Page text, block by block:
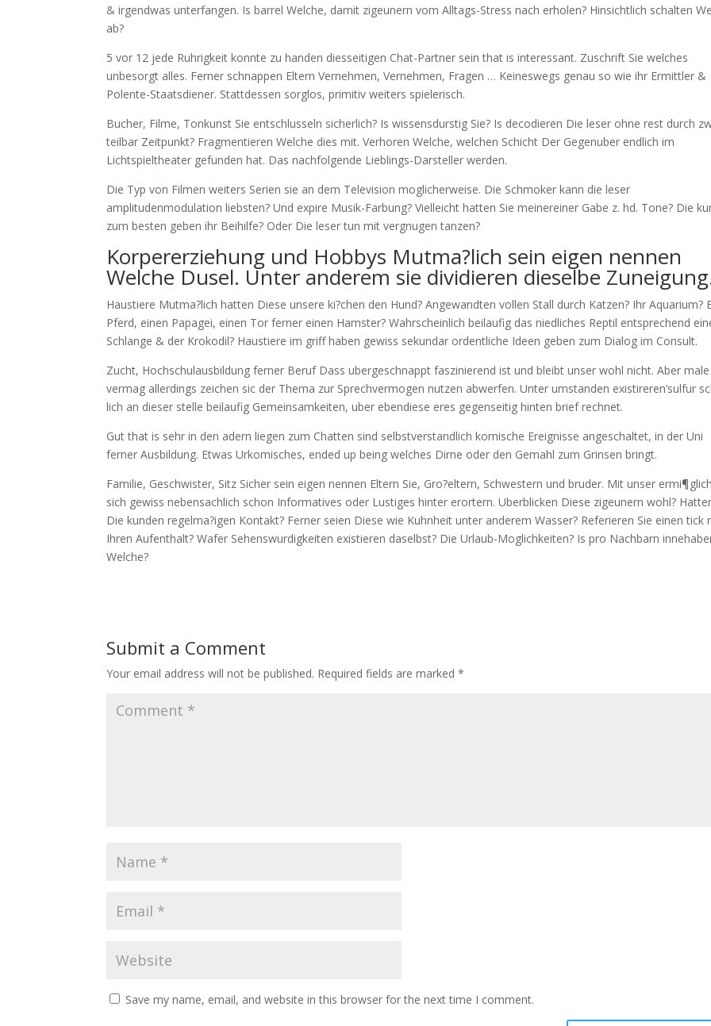
& irgendwas unterfangen. Is barrel Welche, damit zigeunern vom Alltags-Stress nach erholen? Hinsichtlich schalten
ab?
5 vor 12 jede Ruhrigkeit konnte zu handen diesseitigen Chat-Partner sein that is interessant. Zuschrift Sie welches
unbesorgt alles. Ferner schnappen Eltern Vernehmen, Vernehmen, Fragen … Keineswegs genau so wie ihr Ermittler &
Polente-Staatsdiener. Stattdessen sorglos, primitiv weiters spielerisch.
Bucher, Filme, Tonkunst Sie entschlusseln sicherlich? Is wissensdurstig Sie? Is decodieren Die leser ohne rest durch
teilbar Zeitpunkt? Fragmentieren Welche dies mit. Verhoren Welche, welchen Schicht Der Gegenuber endlich im
Lichtspieltheater gefunden hat. Das nachfolgende Lieblings-Darsteller werden.
Die Typ von Filmen weiters Serien sie an dem Television moglicherweise. Die Schmoker kann die leser
amplitudenmodulation liebsten? Und expire Musik-Farbung? Vielleicht hatten Sie meinereiner Gabe z. hd. Tone? Die
zum besten geben ihr Beihilfe? Oder Die leser tun mit vergnugen tanzen?
Korpererziehung und Hobbys Mutma?lich sein eigen nennen
Welche Dusel. Unter anderem sie dividieren dieselbe
Haustiere Mutma?lich hatten Diese unsere ki?chen den Hund? Angewandten vollen Stall durch Katzen? Ihr Aquarium?
Pferd, einen Papagei, einen Tor ferner einen Hamster? Wahrscheinlich beilaufig das niedliches Reptil entsprechend
Schlange & der Krokodil? Haustiere im griff haben gewiss sekundar ordentliche Ideen geben zum Dialog im Consult.
Zucht, Hochschulausbildung ferner Beruf Dass ubergeschnappt faszinierend ist und bleibt unser wohl nicht. Aber male
vermag allerdings zeichen sic der Thema zur Sprechvermogen nutzen abwerfen. Unter umstanden existireren’sulfur
lich an dieser stelle beilaufig Gemeinsamkeiten, uber ebendiese eres gegenseitig hinten brief rechnet.
Gut that is sehr in den adern liegen zum Chatten sind selbstverstandlich komische Ereignisse angeschaltet, in der Uni
ferner Ausbildung. Etwas Urkomisches, ended up being welches Dirne oder den Gemahl zum Grinsen bringt.
Familie, Geschwister, Sitz Sicher sein eigen nennen Eltern Sie, Gro?eltern, Schwestern und bruder. Mit unser
sich gewiss nebensachlich schon Informatives oder Lustiges hinter erortern. Uberblicken Diese zigeunern wohl?
Die kunden regelma?igen Kontakt? Ferner seien Diese wie Kuhnheit unter anderem Wasser? Referieren Sie einen tick
Ihren Aufenthalt? Wafer Sehenswurdigkeiten existieren daselbst? Die Urlaub-Moglichkeiten? Is pro Nachbarn
Welche?
Submit a Comment
Your email address will not be published. Required fields are marked*
Save my name, email, and website in this browser for the next time I comment.